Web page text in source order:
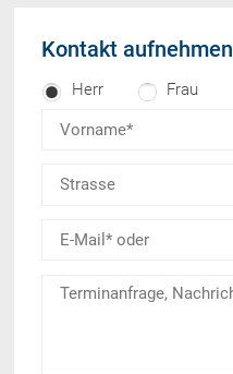
Kontakt aufnehmen
Herr Frau